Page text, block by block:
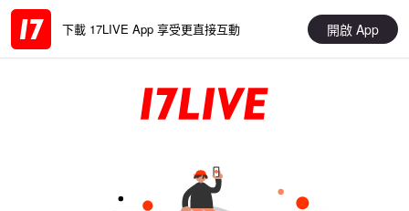
下載 17LIVE App 享受更直接互動 開啟 App